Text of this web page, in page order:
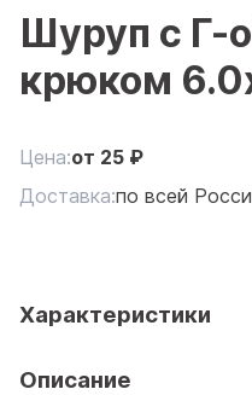
Шуруп с Г-
крюком
Цена:от 25 ₽
Доставка:по всей
Характеристики
Описание